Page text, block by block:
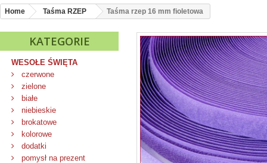
Home Taśma RZEP Taśma rzep 16 mm fioletowa
KATEGORIE
WESOŁE ŚWIĘTA
czerwone
zielone
białe
niebieskie
brokatowe
kolorowe
dodatki
pomysł na prezent